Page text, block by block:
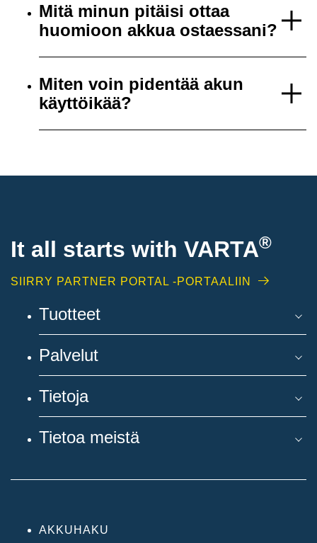
Mitä minun pitäisi ottaa
huomioon akkua ostaessani?
Miten voin pidentää akun
käyttöikää?
It all starts with VARTA®
SIIRRY PARTNER PORTAL -PORTAALIIN
Tuotteet
Palvelut
Tietoja
Tietoa meistä
AKKUHAKU